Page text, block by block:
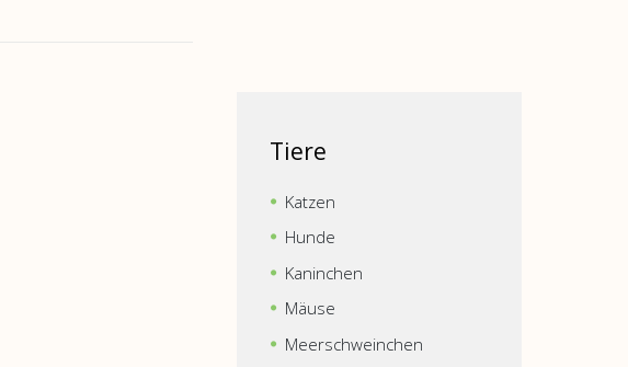
Tiere
Katzen
Hunde
Kaninchen
Mäuse
Meerschweinchen